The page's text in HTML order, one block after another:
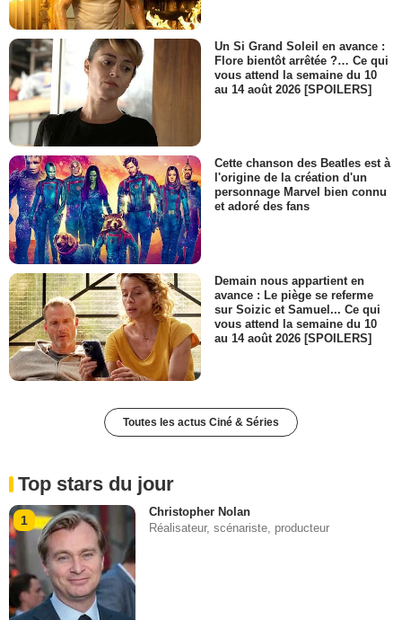
Un Si Grand Soleil en avance :
Flore bientôt arrêtée ?… Ce qui
vous attend la semaine du 10
au 14 août 2026 [SPOILERS]
Cette chanson des Beatles est à
l'origine de la création d'un
personnage Marvel bien connu
et adoré des fans
Demain nous appartient en
avance : Le piège se referme
sur Soizic et Samuel... Ce qui
vous attend la semaine du 10
au 14 août 2026 [SPOILERS]
Toutes les actus Ciné & Séries
Top stars du jour
1
Christopher Nolan
Réalisateur, scénariste, producteur